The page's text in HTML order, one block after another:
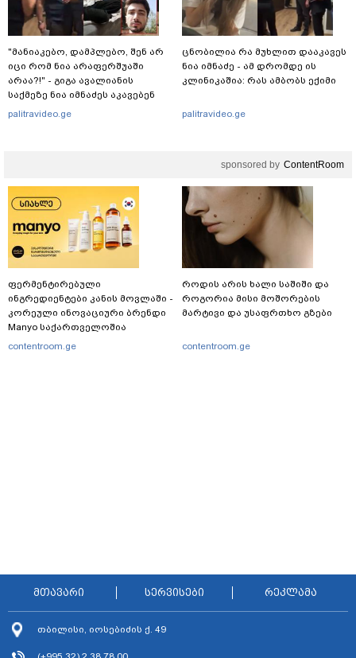
"მანიაკებო, დამპლებო, შენ არ
იცი რომ ნია არაფერშუაში
არაა?!" - გიგა ავალიანის
საქმეზე ნია იმნაძეს აკავებენ
palitravideo.ge
ცნობილია რა მუხლით დააკავეს
ნია იმნაძე - ამ დრომდე ის
კლინიკაშია: რას ამბობს ექიმი
palitravideo.ge
sponsored by ContentRoom
ფერმენტირებული
ინგრედიენტები კანის მოვლაში -
კორეული ინოვაციური ბრენდი
Manyo საქართველოშია
contentroom.ge
როდის არის ხალი საშიში და
როგორია მისი მოშორების
მარტივი და უსაფრთხო გზები
contentroom.ge
მთავარი სერვისები რეკლამა
თბილისი, იოსებიძის ქ. 49